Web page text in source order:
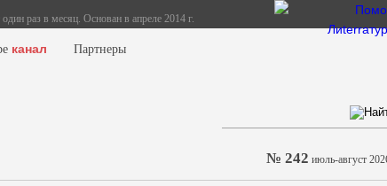
раз в месяц. Основан в апреле 2014 г.
канал Партнеры
№ 242 июль-август